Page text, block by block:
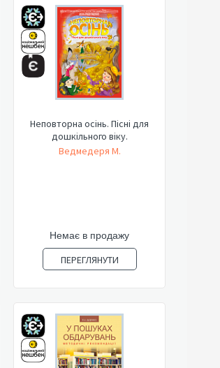
Неповторна осінь. Пісні для
дошкільного віку.
Ведмедеря М.
Немає в продажу
ПЕРЕГЛЯНУТИ